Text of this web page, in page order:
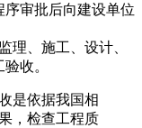
审批后向建设单位
理、施工、设计、
收。
是依据我国相
，检查工程质